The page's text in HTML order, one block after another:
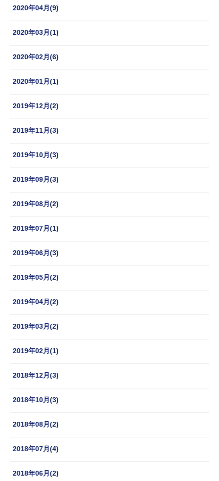
2020年04月(9)
2020年03月(1)
2020年02月(6)
2020年01月(1)
2019年12月(2)
2019年11月(3)
2019年10月(3)
2019年09月(3)
2019年08月(2)
2019年07月(1)
2019年06月(3)
2019年05月(2)
2019年04月(2)
2019年03月(2)
2019年02月(1)
2018年12月(3)
2018年10月(3)
2018年08月(2)
2018年07月(4)
2018年06月(2)